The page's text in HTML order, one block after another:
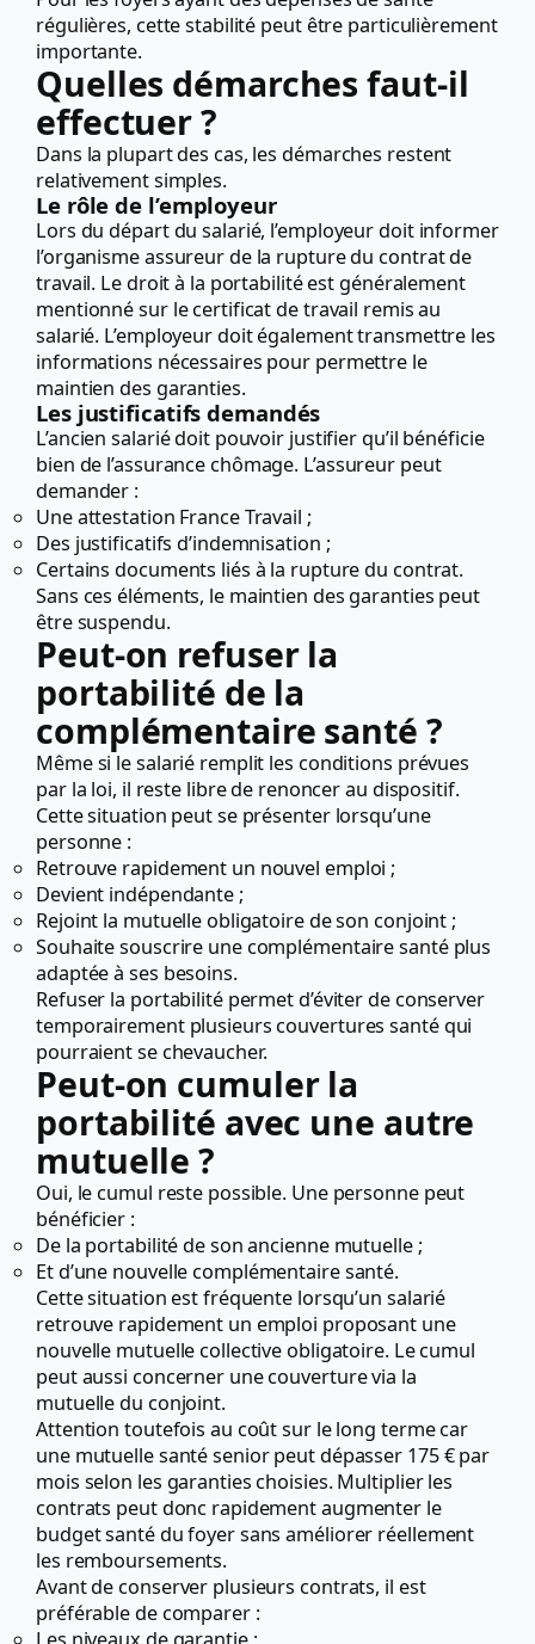
régulières, cette stabilité peut être particulièrement
importante.
Quelles démarches faut-il
effectuer ?
Dans la plupart des cas, les démarches restent
relativement simples.
Le rôle de l’employeur
Lors du départ du salarié, l’employeur doit informer
l’organisme assureur de la rupture du contrat de
travail. Le droit à la portabilité est généralement
mentionné sur le certificat de travail remis au
salarié. L’employeur doit également transmettre les
informations nécessaires pour permettre le
maintien des garanties.
Les justificatifs demandés
L’ancien salarié doit pouvoir justifier qu’il bénéficie
bien de l’assurance chômage. L’assureur peut
demander :
Une attestation France Travail ;
Des justificatifs d’indemnisation ;
Certains documents liés à la rupture du contrat.
Sans ces éléments, le maintien des garanties peut
être suspendu.
Peut-on refuser la
portabilité de la
complémentaire santé ?
Même si le salarié remplit les conditions prévues
par la loi, il reste libre de renoncer au dispositif.
Cette situation peut se présenter lorsqu’une
personne :
Retrouve rapidement un nouvel emploi ;
Devient indépendante ;
Rejoint la mutuelle obligatoire de son conjoint ;
Souhaite souscrire une complémentaire santé plus
adaptée à ses besoins.
Refuser la portabilité permet d’éviter de conserver
temporairement plusieurs couvertures santé qui
pourraient se chevaucher.
Peut-on cumuler la
portabilité avec une autre
mutuelle ?
Oui, le cumul reste possible. Une personne peut
bénéficier :
De la portabilité de son ancienne mutuelle ;
Et d’une nouvelle complémentaire santé.
Cette situation est fréquente lorsqu’un salarié
retrouve rapidement un emploi proposant une
nouvelle mutuelle collective obligatoire. Le cumul
peut aussi concerner une couverture via la
mutuelle du conjoint.
Attention toutefois au coût sur le long terme car
une mutuelle santé senior peut dépasser 175 € par
mois selon les garanties choisies. Multiplier les
contrats peut donc rapidement augmenter le
budget santé du foyer sans améliorer réellement
les remboursements.
Avant de conserver plusieurs contrats, il est
préférable de comparer :